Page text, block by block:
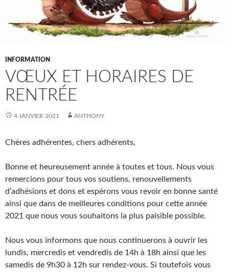
INFORMATION
VŒUX ET HORAIRES DE
RENTRÉE
4 JANVIER 2021 ANTHONY
Chères adhérentes, chers adhérents,
Bonne et heureusement année à toutes et tous. Nous vous
remercions pour tous vos soutiens, renouvellements
d’adhésions et dons et espérons vous revoir en bonne santé
ainsi que dans de meilleures conditions pour cette année
2021 que nous vous souhaitons la plus paisible possible.
Nous vous informons que nous continuerons à ouvrir les
lundis, mercredis et vendredis de 14h à 18h ainsi que les
samedis de 9h30 à 12h sur rendez-vous. Si toutefois vous